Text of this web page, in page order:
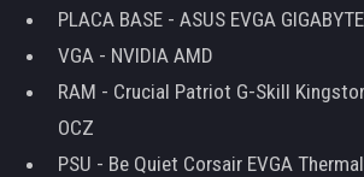
PLACA BASE - ASUS EVGA
VGA - NVIDIA AMD
RAM - Crucial Patriot G-Skill
OCZ
PSU - Be Quiet Corsair EVGA